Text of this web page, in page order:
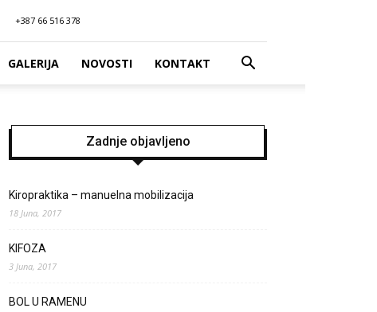
+387 66 516 378
GALERIJA NOVOSTI KONTAKT
Zadnje objavljeno
Kiropraktika – manuelna mobilizacija
18 Juna, 2017
KIFOZA
3 Juna, 2017
BOL U RAMENU